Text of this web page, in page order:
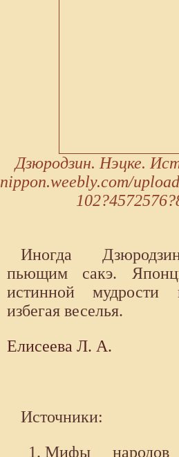
Дзюродзин. Нэцке.
nippon.weebly.com/
Иногда
пьющим сакэ.
истинной мудрости
избегая веселья.
Елисеева Л. А.
Источники:
Мифы народов